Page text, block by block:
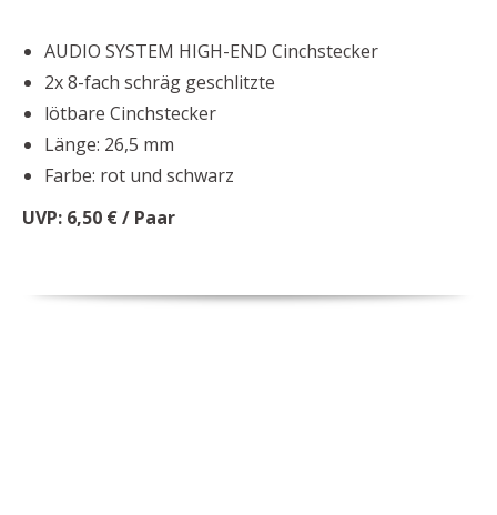
AUDIO SYSTEM HIGH-END Cinchstecker
2x 8-fach schräg geschlitzte
lötbare Cinchstecker
Länge: 26,5 mm
Farbe: rot und schwarz
UVP: 6,50 € / Paar